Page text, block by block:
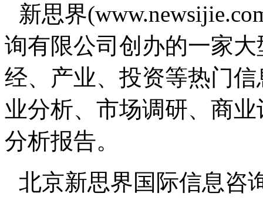
新思界
询有限公司创办的一家
经、产业、投资等热门
业分析、市场调研、商
分析报告。
北京新思界国际信息咨